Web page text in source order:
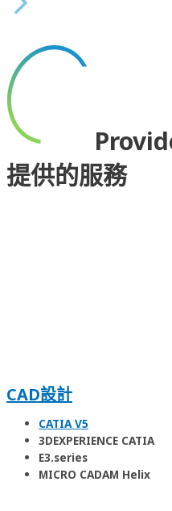
聯網的不斷發展，企業正 在打
呢? 那就是開拓性技術。
提供的服務
CAD設計
CATIA V5
3DEXPERIENCE CATIA
E3.series
MICRO CADAM Helix